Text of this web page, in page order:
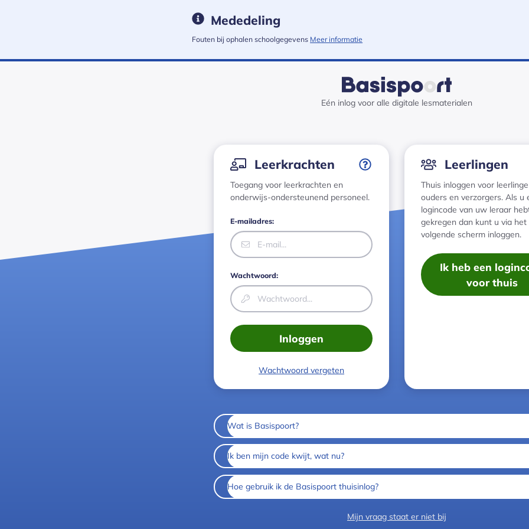
Mededeling
Fouten bij ophalen schoolgegevens Meer informatie
Eén inlog voor alle digitale lesmaterialen
Inloggen
Leerkrachten
Toegang voor leerkrachten en
onderwijs-ondersteunend personeel.
E-mailadres:
Wachtwoord:
Inloggen
Wachtwoord vergeten
Leerlingen
Thuis inloggen voor
ouders en verzorgers. Als u
logincode van uw leraar
gekregen dan kunt u via het
volgende scherm inloggen.
Ik heb een
voor thuis
Wat is Basispoort?
Ik ben mijn code kwijt, wat nu?
Hoe gebruik ik de Basispoort thuisinlog?
Mijn vraag staat er niet bij